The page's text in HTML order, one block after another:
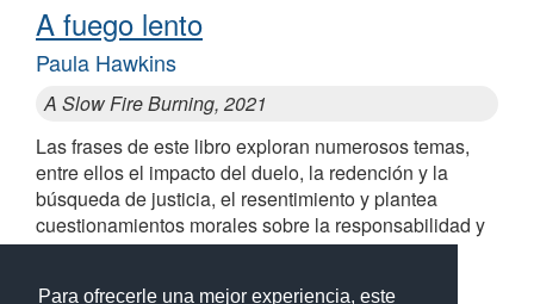
Para ofrecerle una mejor experiencia, este
A fuego lento
Paula Hawkins
A Slow Fire Burning, 2021
Las frases de este libro exploran numerosos temas,
entre ellos el impacto del duelo, la redención y la
búsqueda de justicia, el resentimiento y plantea
cuestionamientos morales sobre la responsabilidad y
la justicia